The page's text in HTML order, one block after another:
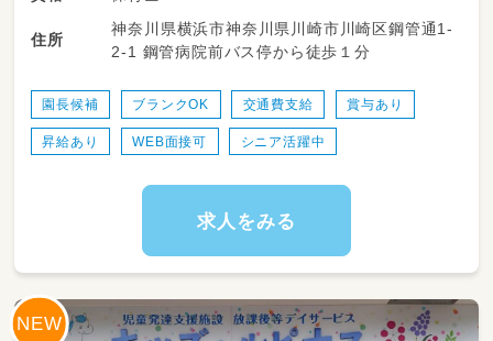
ます。職員との連携を大切にしながら、子ども・
保護者・職員全員が安心して過ごせる園づくり
を進めていただきます。実務とマネジメントの
＜スケジュール例＞
07:45～登園
11:00～昼食
12:30～午睡(事務作業/ブレスチェック/休憩)
15:00～自発的な活動(室内遊び/お散歩)
18:00～順次降園
住所
神奈川県横浜市神奈川県川崎市川崎区鋼管通1-
2-1 鋼管病院前バス停から徒歩１分
園長候補 ブランクOK 交通費支給 賞与あり
昇給あり WEB面接可 シニア活躍中
求人をみる